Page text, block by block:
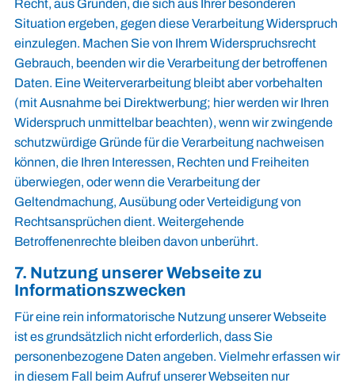
Recht, aus Gründen, die sich aus Ihrer besonderen
Situation ergeben, gegen diese Verarbeitung Widerspruch
einzulegen. Machen Sie von Ihrem Widerspruchsrecht
Gebrauch, beenden wir die Verarbeitung der betroffenen
Daten. Eine Weiterverarbeitung bleibt aber vorbehalten
(mit Ausnahme bei Direktwerbung; hier werden wir Ihren
Widerspruch unmittelbar beachten), wenn wir zwingende
schutzwürdige Gründe für die Verarbeitung nachweisen
können, die Ihren Interessen, Rechten und Freiheiten
überwiegen, oder wenn die Verarbeitung der
Geltendmachung, Ausübung oder Verteidigung von
Rechtsansprüchen dient. Weitergehende
Betroffenenrechte bleiben davon unberührt.
7. Nutzung unserer Webseite zu
Informationszwecken
Für eine rein informatorische Nutzung unserer Webseite
ist es grundsätzlich nicht erforderlich, dass Sie
personenbezogene Daten angeben. Vielmehr erfassen wir
in diesem Fall beim Aufruf unserer Webseiten nur